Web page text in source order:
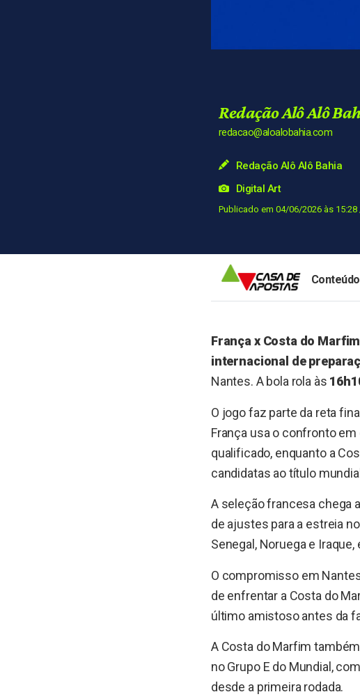
Redação Alô Alô
redacao@aloalobahia.com
Redação Alô Alô Bahia
Digital Art
Publicado em 04/06/2026 às 15:28
França x Costa do Marfim
internacional de
Nantes. A bola rola às
O jogo faz parte da reta
França usa o confronto
qualificado, enquanto a
candidatas ao título
A seleção francesa chega
de ajustes para a estreia
Senegal, Noruega e
O compromisso em
de enfrentar a Costa do
último amistoso antes da
A Costa do Marfim
no Grupo E do Mundial,
desde a primeira rodada.